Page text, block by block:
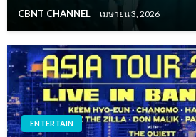
CBNT CHANNEL เมษายน 3, 2026
ENTERTAIN